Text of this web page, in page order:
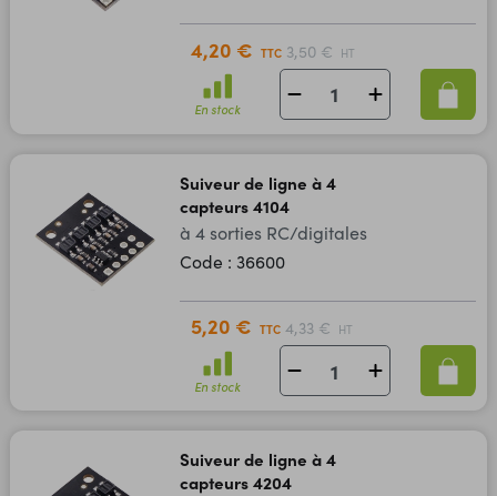
4,20 € TTC 3,50 € HT
En stock
Suiveur de ligne à 4
capteurs 4104
à 4 sorties RC/digitales
Code : 36600
5,20 € TTC 4,33 € HT
En stock
Suiveur de ligne à 4
capteurs 4204